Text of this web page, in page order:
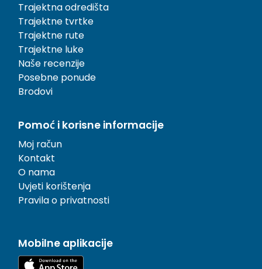
Trajektna odredišta
Trajektne tvrtke
Trajektne rute
Trajektne luke
Naše recenzije
Posebne ponude
Brodovi
Pomoć i korisne informacije
Moj račun
Kontakt
O nama
Uvjeti korištenja
Pravila o privatnosti
Mobilne aplikacije